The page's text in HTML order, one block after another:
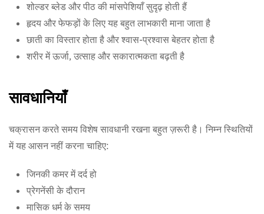
शोल्डर ब्लेड और पीठ की मांसपेशियाँ सुदृढ़ होती हैं
हृदय और फेफड़ों के लिए यह बहुत लाभकारी माना जाता है
छाती का विस्तार होता है और श्वास-प्रश्वास बेहतर होता है
शरीर में ऊर्जा, उत्साह और सकारात्मकता बढ़ती है
सावधानियाँ
चक्रासन करते समय विशेष सावधानी रखना बहुत ज़रूरी है। निम्न स्थितियों
में यह आसन नहीं करना चाहिए:
जिनकी कमर में दर्द हो
प्रेगनेंसी के दौरान
मासिक धर्म के समय